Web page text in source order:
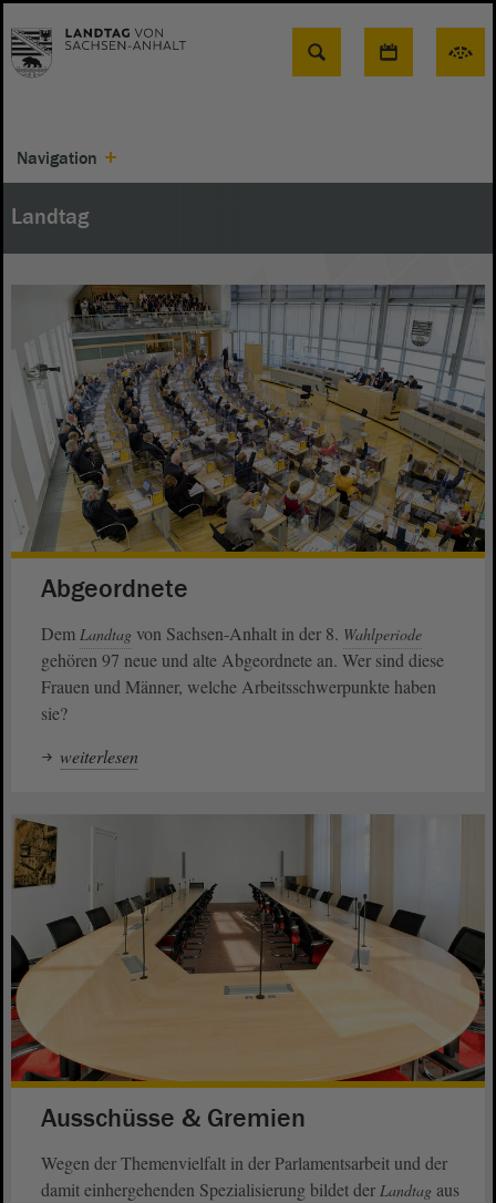
Suche
Navigation
Landtag
Abgeordnete
Dem Landtag von Sachsen-Anhalt in der 8. Wahlperiode
gehören 97 neue und alte Abgeordnete an. Wer sind diese
Frauen und Männer, welche Arbeitsschwerpunkte haben
sie?
weiterlesen
Ausschüsse & Gremien
Wegen der Themenvielfalt in der Parlamentsarbeit und der
damit einhergehenden Spezialisierung bildet der Landtag aus